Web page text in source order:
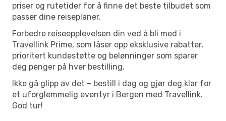
priser og rutetider for å finne det beste tilbudet som
passer dine reiseplaner.
Forbedre reiseopplevelsen din ved å bli med i
Travellink Prime, som låser opp eksklusive rabatter,
prioritert kundestøtte og belønninger som sparer
deg penger på hver bestilling.
Ikke gå glipp av det – bestill i dag og gjør deg klar for
et uforglemmelig eventyr i Bergen med Travellink.
God tur!